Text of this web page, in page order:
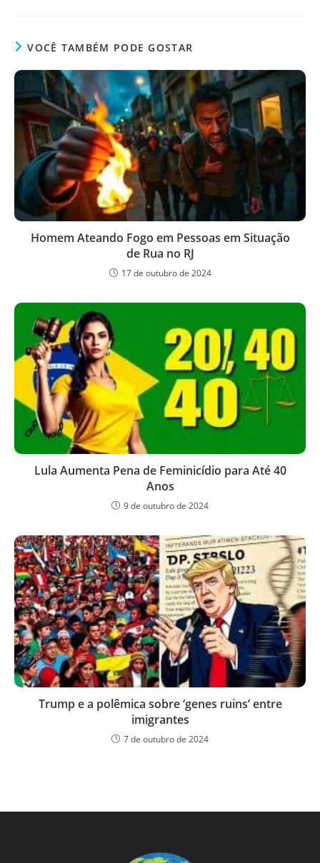
VOCÊ TAMBÉM PODE GOSTAR
Homem Ateando Fogo em Pessoas em Situação
de Rua no RJ
17 de outubro de 2024
Lula Aumenta Pena de Feminicídio para Até 40
Anos
9 de outubro de 2024
Trump e a polêmica sobre ‘genes ruins’ entre
imigrantes
7 de outubro de 2024